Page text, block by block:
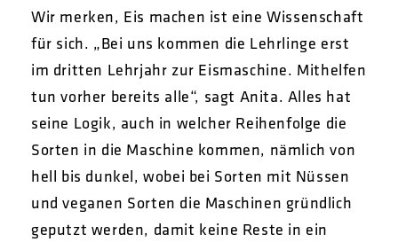
Wir merken, Eis machen ist eine Wissenschaft
für sich. „Bei uns kommen die Lehrlinge erst
im dritten Lehrjahr zur Eismaschine. Mithelfen
tun vorher bereits alle“, sagt Anita. Alles hat
seine Logik, auch in welcher Reihenfolge die
Sorten in die Maschine kommen, nämlich von
hell bis dunkel, wobei bei Sorten mit Nüssen
und veganen Sorten die Maschinen gründlich
geputzt werden, damit keine Reste in ein